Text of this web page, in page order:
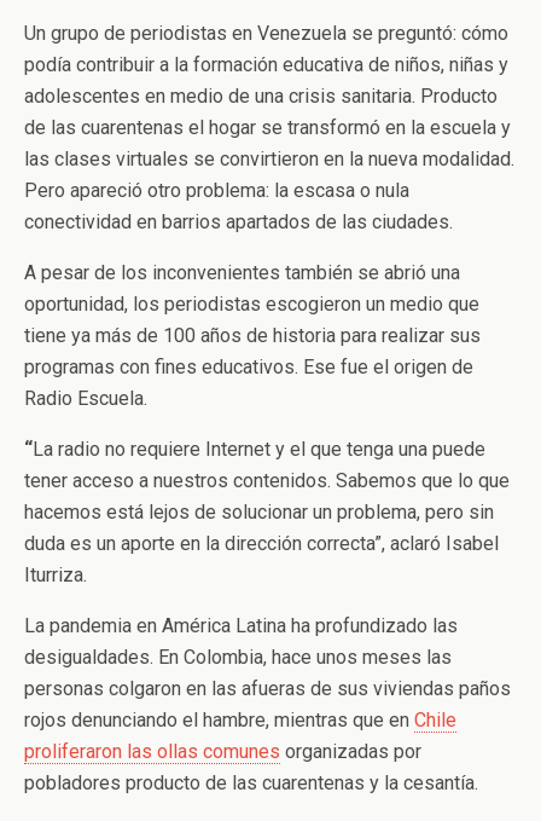
Un grupo de periodistas en Venezuela se preguntó: cómo
podía contribuir a la formación educativa de niños, niñas y
adolescentes en medio de una crisis sanitaria. Producto
de las cuarentenas el hogar se transformó en la escuela y
las clases virtuales se convirtieron en la nueva modalidad.
Pero apareció otro problema: la escasa o nula
conectividad en barrios apartados de las ciudades.
A pesar de los inconvenientes también se abrió una
oportunidad, los periodistas escogieron un medio que
tiene ya más de 100 años de historia para realizar sus
programas con fines educativos. Ese fue el origen de
Radio Escuela.
“La radio no requiere Internet y el que tenga una puede
tener acceso a nuestros contenidos. Sabemos que lo que
hacemos está lejos de solucionar un problema, pero sin
duda es un aporte en la dirección correcta”, aclaró Isabel
Iturriza.
La pandemia en América Latina ha profundizado las
desigualdades. En Colombia, hace unos meses las
personas colgaron en las afueras de sus viviendas paños
rojos denunciando el hambre, mientras que en Chile
proliferaron las ollas comunes organizadas por
pobladores producto de las cuarentenas y la cesantía.